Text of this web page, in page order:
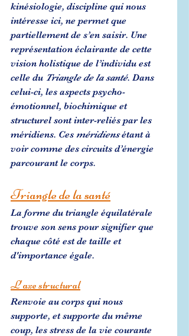
kinésiologie, discipline qui nous
intéresse ici, ne permet que
partiellement de s’en saisir. Une
représentation éclairante de cette
vision holistique de l’individu est
celle du Triangle de la santé. Dans
celui-ci, les aspects psycho-
émotionnel, biochimique et
structurel sont inter-reliés par les
méridiens. Ces méridiens étant à
voir comme des circuits d’énergie
parcourant le corps.
Triangle de la santé
La forme du triangle équilatérale
trouve son sens pour signifier que
chaque côté est de taille et
d'importance égale.
L'axe structural
Renvoie au corps qui nous
supporte, et supporte du même
coup, les stress de la vie courante